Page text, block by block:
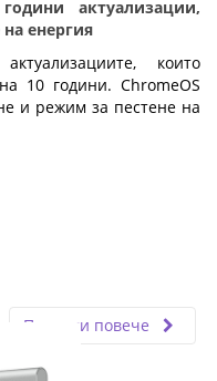
актуализации,
енергия
които
10 години. ChromeOS
и режим за пестене на
Прочети повече